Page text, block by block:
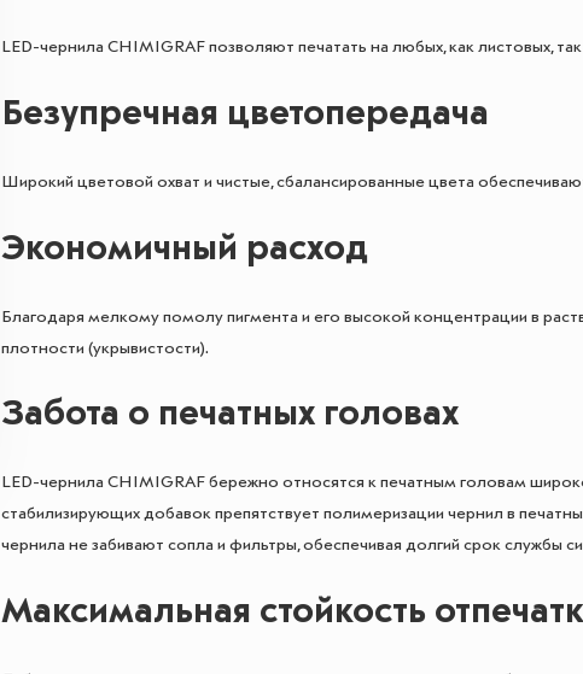
LED-чернила CHIMIGRAF позволяют печатать на любых, как листовых,
Безупречная цветопередача
Широкий цветовой охват и чистые, сбалансированные цвета
Экономичный расход
Благодаря мелкому помолу пигмента и его высокой концентрации в
плотности (укрывистости).
Забота о печатных головах
LED-чернила CHIMIGRAF бережно относятся к печатным головам
стабилизирующих добавок препятствует полимеризации чернил в
чернила не забивают сопла и фильтры, обеспечивая долгий срок службы
Максимальная стойкость